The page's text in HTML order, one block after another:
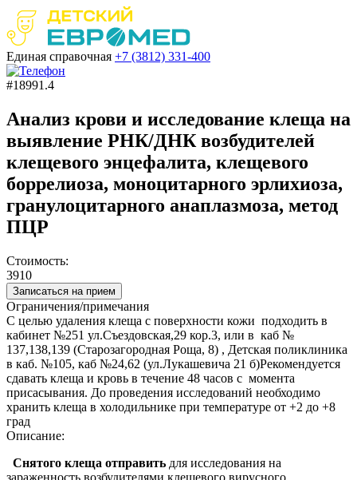
Единая справочная +7 (3812) 331-400
#18991.4
Анализ крови и исследование клеща на
выявление РНК/ДНК возбудителей
клещевого энцефалита, клещевого
боррелиоза, моноцитарного эрлихиоза,
гранулоцитарного анаплазмоза, метод
ПЦР
Стоимость:
3910
Записаться на прием
Ограничения/примечания
С целью удаления клеща с поверхности кожи подходить в
кабинет №251 ул.Съездовская,29 кор.3, или в каб №
137,138,139 (Старозагородная Роща, 8) , Детская поликлиника
в каб. №105, каб №24,62 (ул.Лукашевича 21 б)Рекомендуется
сдавать клеща и кровь в течение 48 часов с момента
присасывания. До проведения исследований необходимо
хранить клеща в холодильнике при температуре от +2 до +8
град
Описание:
Снятого клеща отправить для исследования на
зараженность возбудителями клещевого вирусного